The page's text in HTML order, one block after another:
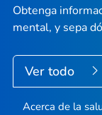
Obtenga
mental, y sepa
Ver todo
Acerca de la